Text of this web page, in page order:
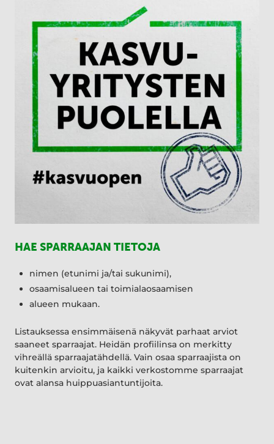
HAE SPARRAAJAN TIETOJA
nimen (etunimi ja/tai sukunimi),
osaamisalueen tai toimialaosaamisen
alueen mukaan.
Listauksessa ensimmäisenä näkyvät parhaat arviot
saaneet sparraajat. Heidän profiilinsa on merkitty
vihreällä sparraajatähdellä. Vain osaa sparraajista on
kuitenkin arvioitu, ja kaikki verkostomme sparraajat
ovat alansa huippuasiantuntijoita.